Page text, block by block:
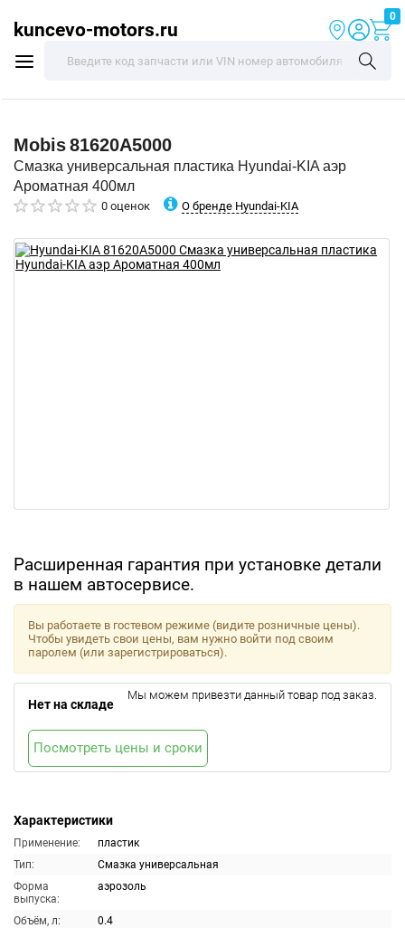
kuncevo-motors.ru
0
Mobis81620A5000
Смазка универсальная пластика Hyundai-KIA аэр
Ароматная 400мл
0 оценок О бренде Hyundai-KIA
Расширенная гарантия при установке детали
в нашем автосервисе.
Характеристики
Применение:
пластик
Тип:
Смазка универсальная
Форма
выпуска:
аэрозоль
Объём, л:
0.4
Вы работаете в гостевом режиме (видите розничные цены).
Чтобы увидеть свои цены, вам нужно войти под своим
паролем (или зарегистрироваться).
Нет на складе
Мы можем привезти данный товар под заказ.
Посмотреть цены и сроки